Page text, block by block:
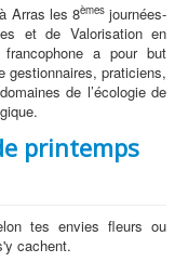
Arras les 8èmesjournées-
et de Valorisation en
a pour but
gestionnaires, praticiens,
de l’écologie de
printemps
tes envies fleurs ou
cachent.